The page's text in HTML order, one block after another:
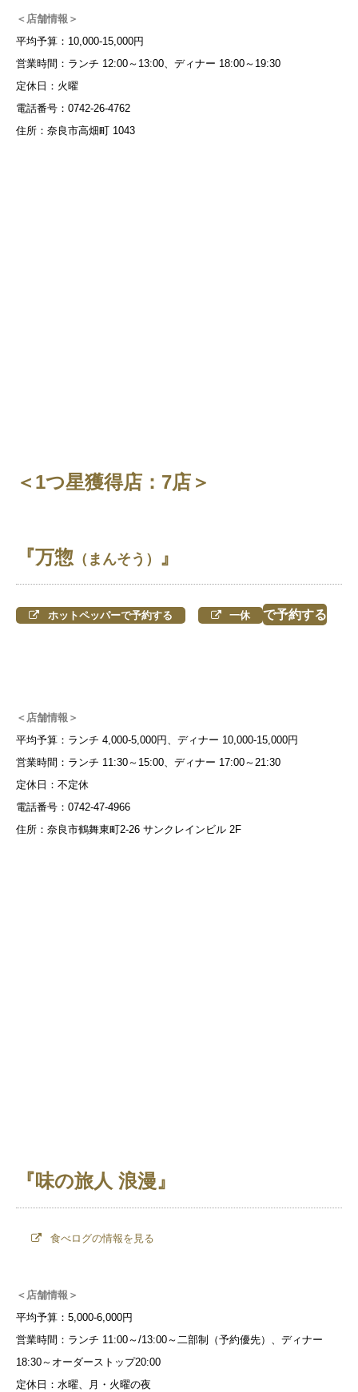
＜店舗情報＞
平均予算：10,000-15,000円
営業時間：ランチ 12:00～13:00、ディナー 18:00～19:30
定休日：火曜
電話番号：0742-26-4762
住所：奈良市高畑町 1043
＜1つ星獲得店：7店＞
『万惣 （まんそう） 』
ホットペッパーで予約する 一休 で予約する
＜店舗情報＞
平均予算：ランチ 4,000-5,000円、ディナー 10,000-15,000円
営業時間：ランチ 11:30～15:00、ディナー 17:00～21:30
定休日：不定休
電話番号：0742-47-4966
住所：奈良市鶴舞東町2-26 サンクレインビル 2F
『味の旅人 浪漫』
食べログの情報を見る
＜店舗情報＞
平均予算：5,000-6,000円
営業時間：ランチ 11:00～/13:00～二部制（予約優先）、ディナー
18:30～オーダーストップ20:00
定休日：水曜、月・火曜の夜